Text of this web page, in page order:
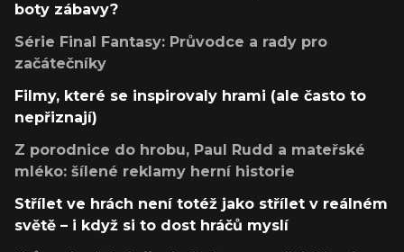
boty zábavy?
Série Final Fantasy: Průvodce a rady pro
začátečníky
Filmy, které se inspirovaly hrami (ale často to
nepřiznají)
Z porodnice do hrobu, Paul Rudd a mateřské
mléko: šílené reklamy herní historie
Střílet ve hrách není totéž jako střílet v reálném
světě – i když si to dost hráčů myslí